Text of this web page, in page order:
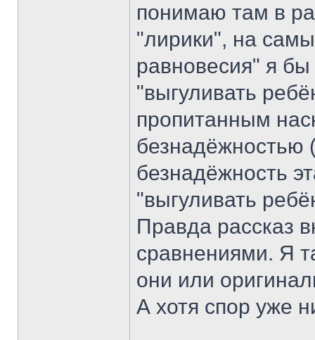
понимаю там в
"лирики", на
равновесия" я
"выгуливать
пропитанным
безнадёжностью
безнадёжность
"выгуливать
Правда рассказ
сравнениями. Я
они или
А хотя спор уже